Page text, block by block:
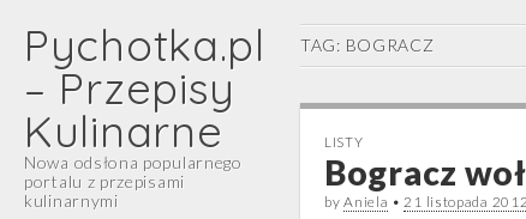
Pychotka.pl
– Przepisy
Kulinarne
Nowa odsłona popularnego
portalu z przepisami
kulinarnymi
TAG: BOGRACZ
LISTY
Bogracz
byAniela •21 listopada 2012